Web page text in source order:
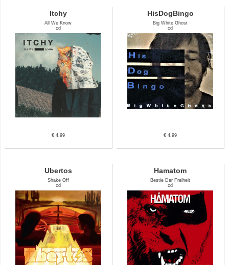
Itchy
All We Know
cd
€ 4.99
HisDogBingo
Big White Ghost
cd
€ 4.99
Ubertos
Shake Off
cd
Hamatom
Bestie Der Freiheit
cd